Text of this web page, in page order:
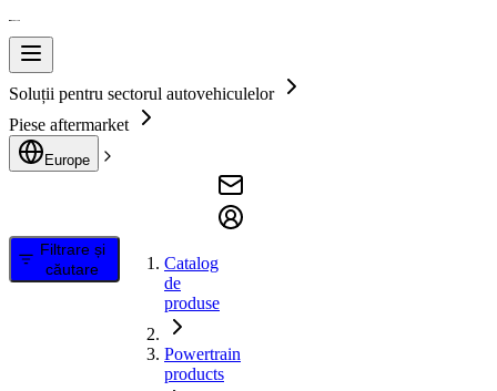
Soluții pentru sectorul autovehiculelor
Piese aftermarket
Europe
Filtrare și
căutare
Catalog
de
produse
Powertrain
products